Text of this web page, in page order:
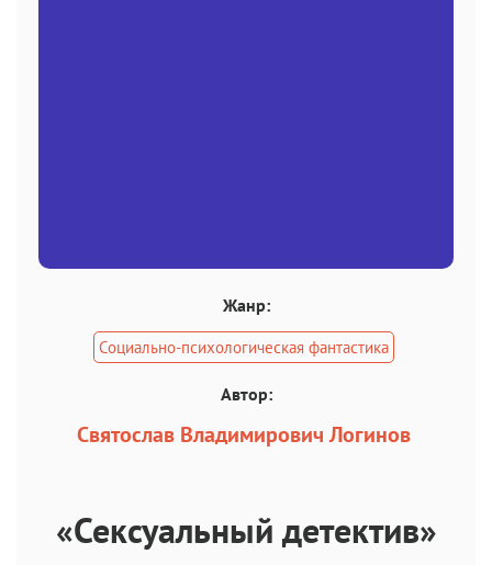
Жанр:
Социально-психологическая фантастика
Автор:
Святослав Владимирович Логинов
«Сексуальный детектив»